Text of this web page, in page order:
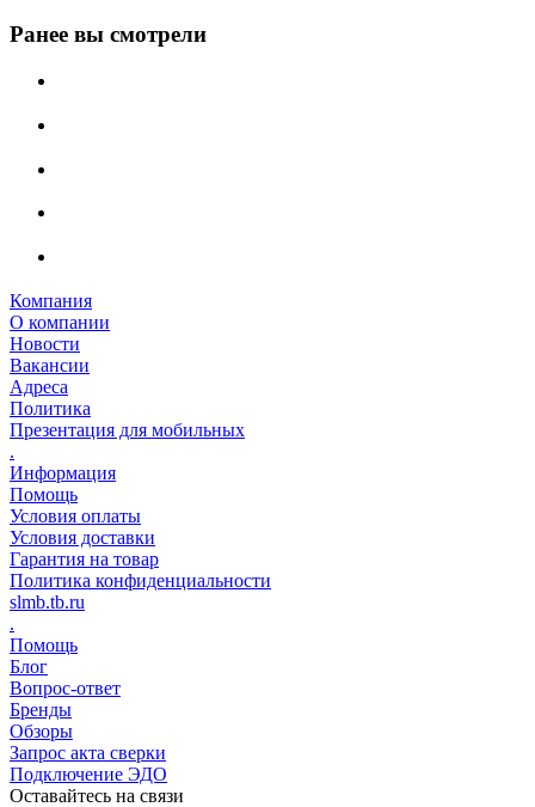
Ранее вы смотрели
Компания
О компании
Новости
Вакансии
Адреса
Политика
Презентация для мобильных
.
Информация
Помощь
Условия оплаты
Условия доставки
Гарантия на товар
Политика конфиденциальности
slmb.tb.ru
.
Помощь
Блог
Вопрос-ответ
Бренды
Обзоры
Запрос акта сверки
Подключение ЭДО
Оставайтесь на связи